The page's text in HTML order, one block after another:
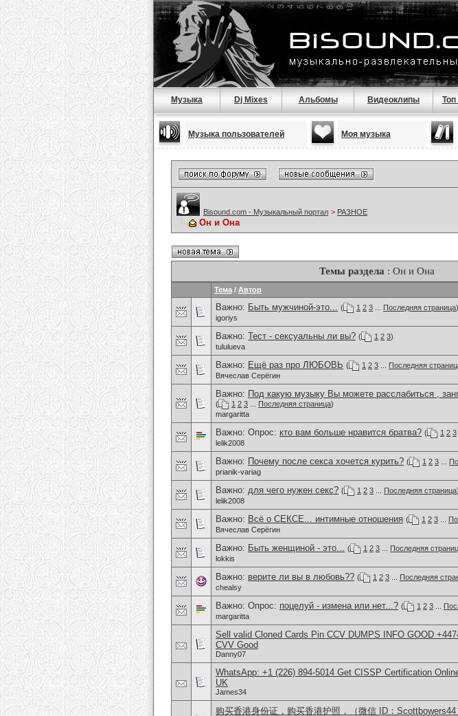
Музыка Dj Mixes Альбомы Видеоклипы
Музыка пользователей Моя музыка
Bisound.com - Музыкальный портал > РАЗНОЕ
Он и Она
Темы раздела : Он и Она
Тема / Автор
Важно: Быть мужчиной-это... ( 1 2 3 Последняя страница)
igoriys
Важно: Тест - сексуальны ли вы? ( 1 2 3)
tululueva
Важно: Ещё раз про ЛЮБОВЬ ( 1 2 3 Последняя
Вячеслав Серёгин
Важно: Под какую музыку Вы можете расслабиться ,
( 1 2 3 Последняя страница)
margaritta
Важно: Опрос: кто вам больше нравится братва? ( 1 2 3
lelik2008
Важно: Почему после секса хочется курить? ( 1 2 3
prianik-variag
Важно: для чего нужен секс? ( 1 2 3 Последняя страница)
lelik2008
Важно: Всё о СЕКСЕ... интимные отношения ( 1 2 3
Вячеслав Серёгин
Важно: Быть женщиной - это... ( 1 2 3 Последняя
lokkis
Важно: верите ли вы в любовь?? ( 1 2 3 Последняя
chealsy
Важно: Опрос: поцелуй - измена или нет...? ( 1 2 3
margaritta
Sell valid Cloned Cards Pin CCV DUMPS INFO GOOD
CVV Good
Danny07
WhatsApp: +1 (226) 894-5014​ Get CISSP Certification
UK
James34
购买香港身份证，购买香港护照，（微信 ID：